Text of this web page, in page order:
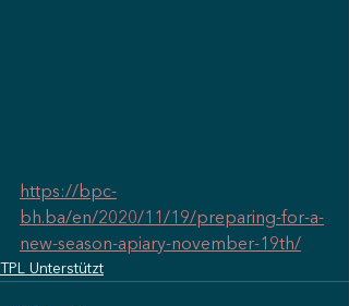
https://bpc-
bh.ba/en/2020/11/19/preparing-for-a-
new-season-apiary-november-19th/
TPL Unterstützt